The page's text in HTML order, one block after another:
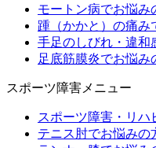
モートン病でお悩み
踵（かかと）の痛み
手足のしびれ・違和
足底筋膜炎でお悩み
スポーツ障害メニュー
スポーツ障害・リハ
テニス肘でお悩みの